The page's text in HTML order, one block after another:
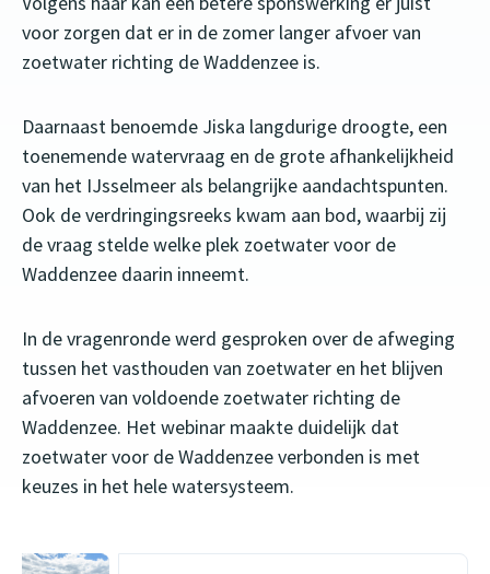
voor zorgen dat er in de zomer langer afvoer van
zoetwater richting de Waddenzee is.
Daarnaast benoemde Jiska langdurige droogte, een
toenemende watervraag en de grote afhankelijkheid
van het IJsselmeer als belangrijke aandachtspunten.
Ook de verdringingsreeks kwam aan bod, waarbij zij
de vraag stelde welke plek zoetwater voor de
Waddenzee daarin inneemt.
In de vragenronde werd gesproken over de afweging
tussen het vasthouden van zoetwater en het blijven
afvoeren van voldoende zoetwater richting de
Waddenzee. Het webinar maakte duidelijk dat
zoetwater voor de Waddenzee verbonden is met
keuzes in het hele watersysteem.